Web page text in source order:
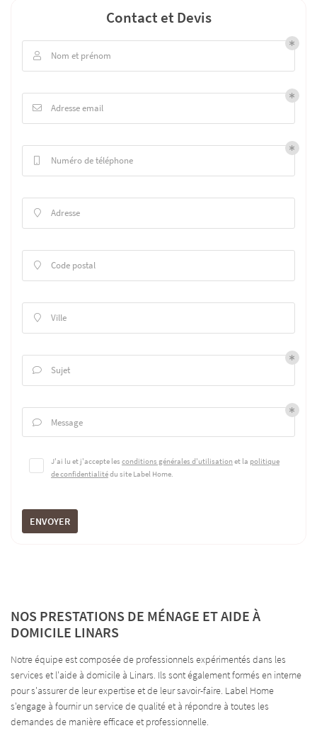
Contact et Devis
 Nom et prénom
 Adresse email
Numéro de téléphone
 Adresse
 Code postal
 Ville
 Sujet
 Message
J'ai lu et j'accepte les conditions générales d'utilisation et la politique
de confidentialitédu site Label Home.
ENVOYER
NOS PRESTATIONS DE MÉNAGE ET AIDE À
DOMICILE LINARS
Notre équipe est composée de professionnels expérimentés dans les
services et l'aide à domicile à Linars. Ils sont également formés en interne
pour s'assurer de leur expertise et de leur savoir-faire. Label Home
s'engage à fournir un service de qualité et à répondre à toutes les
demandes de manière efficace et professionnelle.